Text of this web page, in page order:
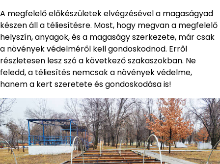
A megfelelő előkészületek elvégzésével a magaságyad
készen áll a téliesítésre. Most, hogy megvan a megfelelő
helyszín, anyagok, és a magaságy szerkezete, már csak
a növények védelméről kell gondoskodnod. Erről
részletesen lesz szó a következő szakaszokban. Ne
feledd, a téliesítés nemcsak a növények védelme,
hanem a kert szeretete és gondoskodása is!